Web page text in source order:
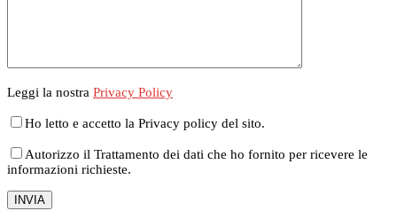
Leggi la nostra Privacy Policy
Ho letto e accetto la Privacy policy del sito.
Autorizzo il Trattamento dei dati che ho fornito per ricevere le
informazioni richieste.